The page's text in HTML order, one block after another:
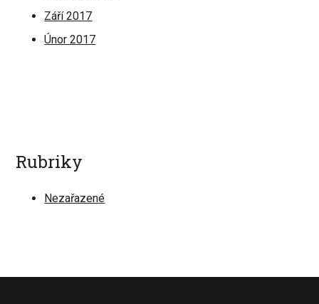
Září 2017
Únor 2017
Rubriky
Nezařazené